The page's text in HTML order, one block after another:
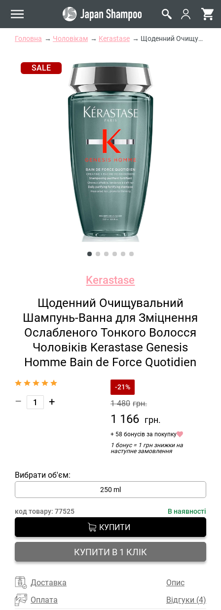
Головна Чоловікам Kerastase Щоденний Очищувальний Шампунь-Ванна для Зміцнення Ослабленого Тонкого Волосся Чоловіків Kerastase Genesis Homme Bain de Force Quotidien
SALE
Kerastase
Щоденний Очищувальний
Шампунь-Ванна для Зміцнення
Ослабленого Тонкого Волосся
Чоловіків Kerastase Genesis
Homme Bain de Force Quotidien
– +
-21%
1 480 грн.
1 166 грн.
+ 58 бонусів за покупку
1 бонус = 1 грн знижки на
наступне замовлення
Вибрати об'єм:
250 ml
код товару: 77525 В наявності
КУПИТИ
КУПИТИ В 1 КЛІК
Доставка
Оплата
Опис
Відгуки (4)